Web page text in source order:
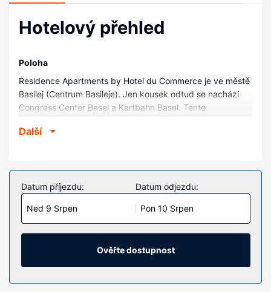
Hotelový přehled
Poloha
Residence Apartments by Hotel du Commerce je ve městě
Basilej (Centrum Basileje). Jen kousek odtud se nachází
Congress Center Basel a Kartbahn Basel. Tento
Basel a 0,6 km od Park Rosentalanlage.
V jednom z 8 pokojů, k jejichž vybavení patří kuchyně,
lednička/mraznička a varná deska, se budete cítit jako
doma. Bezdrátový internet zdarma vám zajistí spojení se
světem a televize s plochou obrazovkou dobrou zábavu.
Další užitečné vybavení a služby: psací stůl a oddělený
sedací kout. Úklid pokojů se provádí denně.
Vybavení nemovitosti
prodejní automat.
Další
Datum příjezdu:
Ned 9 Srpen
Datum odjezdu:
Pon 10 Srpen
Ověřte dostupnost